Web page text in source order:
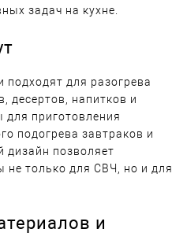
задач на кухне.
для разогрева
десертов, напитков и
приготовления
подогрева завтраков и
дизайн позволяет
не только для СВЧ, но и для
и